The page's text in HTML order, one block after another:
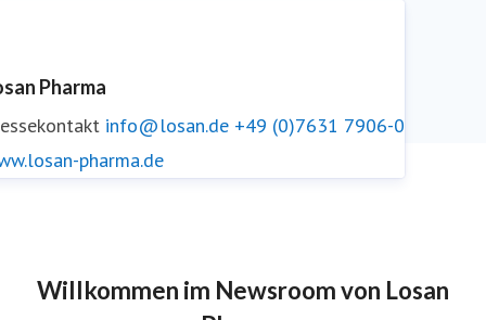
Pharma
info@losan.de +49 (0)7631 7906-0
pharma.de
Willkommen im Newsroom von Losan